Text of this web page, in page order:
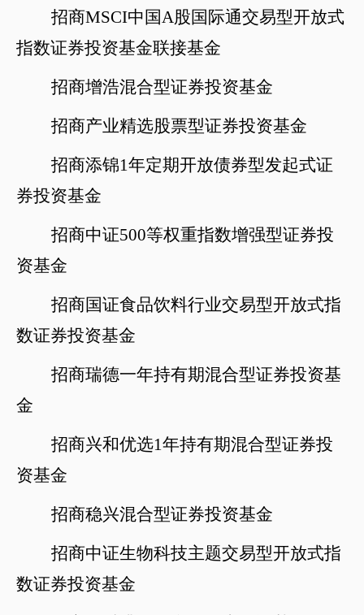
招商MSCI中国A股国际通交易型开放式
指数证券投资基金联接基金
招商增浩混合型证券投资基金
招商产业精选股票型证券投资基金
招商添锦1年定期开放债券型发起式证
券投资基金
招商中证500等权重指数增强型证券投
资基金
招商国证食品饮料行业交易型开放式指
数证券投资基金
招商瑞德一年持有期混合型证券投资基
金
招商兴和优选1年持有期混合型证券投
资基金
招商稳兴混合型证券投资基金
招商中证生物科技主题交易型开放式指
数证券投资基金